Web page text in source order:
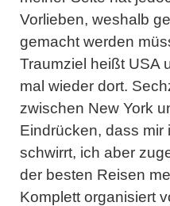
Vorlieben, weshalb
gemacht werden
Traumziel heißt USA
mal wieder dort.
zwischen New York
Eindrücken, dass mir
schwirrt, ich aber
der besten Reisen
Komplett organisiert